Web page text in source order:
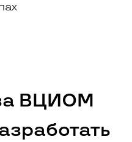
ВЦИОМ